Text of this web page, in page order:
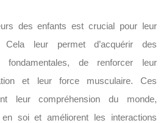
des enfants est crucial pour leur
Cela leur permet d’acquérir des
fondamentales, de renforcer leur
et leur force musculaire. Ces
leur compréhension du monde,
soi et améliorent les interactions